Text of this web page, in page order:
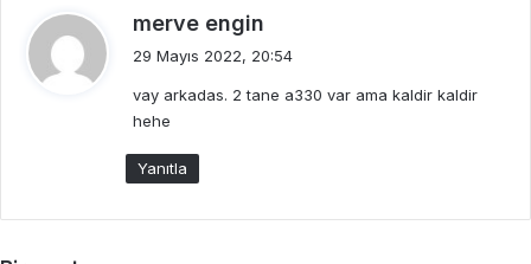
merve engin
i
29 Mayıs 2022, 20:54
vay arkadas. 2 tane a330 var ama kaldir kaldir
hehe
Yanıtla